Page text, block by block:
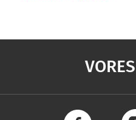
VORES